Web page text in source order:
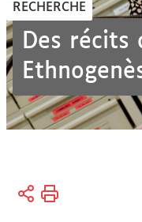
RECHERCHE
Des récits
Vous
Accueil